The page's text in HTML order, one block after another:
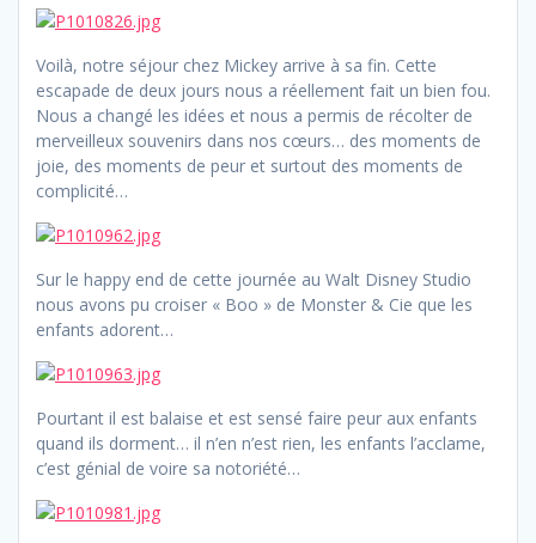
Voilà, notre séjour chez Mickey arrive à sa fin. Cette
escapade de deux jours nous a réellement fait un bien fou.
Nous a changé les idées et nous a permis de récolter de
merveilleux souvenirs dans nos cœurs… des moments de
joie, des moments de peur et surtout des moments de
complicité…
Sur le happy end de cette journée au Walt Disney Studio
nous avons pu croiser « Boo » de Monster & Cie que les
enfants adorent…
Pourtant il est balaise et est sensé faire peur aux enfants
quand ils dorment… il n’en n’est rien, les enfants l’acclame,
c’est génial de voire sa notoriété…